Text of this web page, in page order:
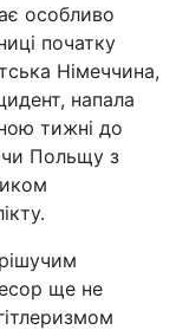
особливо
початку
Німеччина,
напала
тижні до
Польщу з
ще не